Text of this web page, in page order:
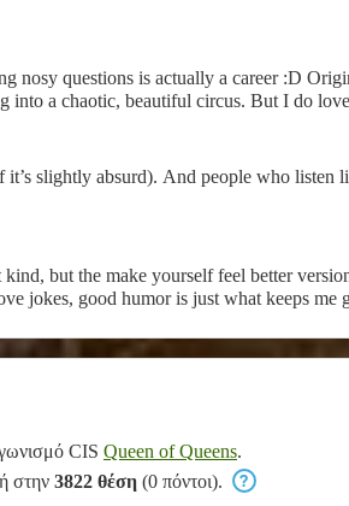
nosy questions is actually a career :D
into a chaotic, beautiful circus. But I do
slightly absurd). And people who
but the make yourself feel better
jokes, good humor is just what keeps me
CIS Queen of Queens.
στην 3822 θέση (0 πόντοι).